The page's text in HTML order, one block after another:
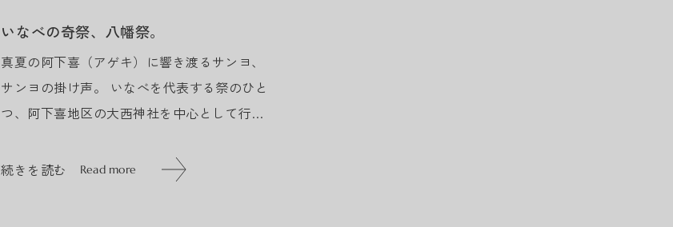
いなべの奇祭、八幡祭。
真夏の阿下喜（アゲキ）に響き渡るサンヨ、
サンヨの掛け声。 いなべを代表する祭のひと
つ、阿下喜地区の大西神社を中心として行わ
くいなべ市指定無形民俗文化財の歴史ある伝
続きを読む Read more